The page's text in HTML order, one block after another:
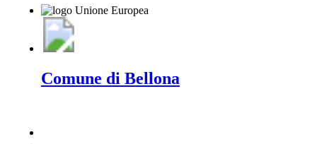
Comune di Bellona